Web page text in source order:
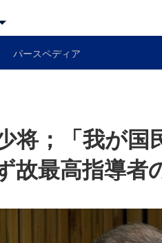
パースペディア
将；「我が国
故最高指導者